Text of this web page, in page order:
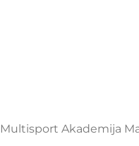
Multisport Akademija